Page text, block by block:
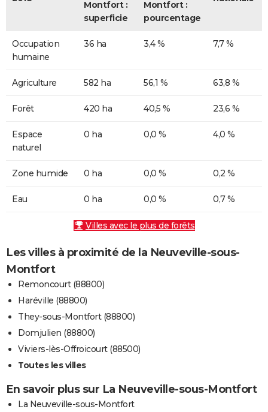
Montfort :
superficie
Montfort :
pourcentage
Occupation
humaine
36 ha 3,4 % 7,7 %
Agriculture 582 ha 56,1 % 63,8 %
Forêt 420 ha 40,5 % 23,6 %
Espace
naturel
0 ha 0,0 % 4,0 %
Zone humide 0 ha 0,0 % 0,2 %
Eau 0 ha 0,0 % 0,7 %
Villes avec le plus de forêts
Les villes à proximité de la Neuveville-sous-
Montfort
Remoncourt (88800)
Haréville (88800)
They-sous-Montfort (88800)
Domjulien (88800)
Viviers-lès-Offroicourt (88500)
Toutes les villes
En savoir plus sur La Neuveville-sous-Montfort
La Neuveville-sous-Montfort